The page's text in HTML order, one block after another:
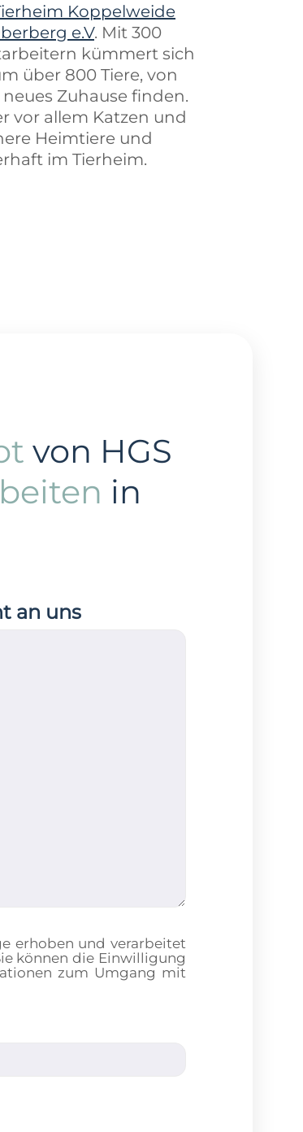
Koppelweide
e.V. Mit 300
kümmert sich
über 800 Tiere, von
Zuhause finden.
vor allem Katzen und
Heimtiere und
im Tierheim.
von HGS
in
an uns
erhoben und verarbeitet
können die Einwilligung
zum Umgang mit